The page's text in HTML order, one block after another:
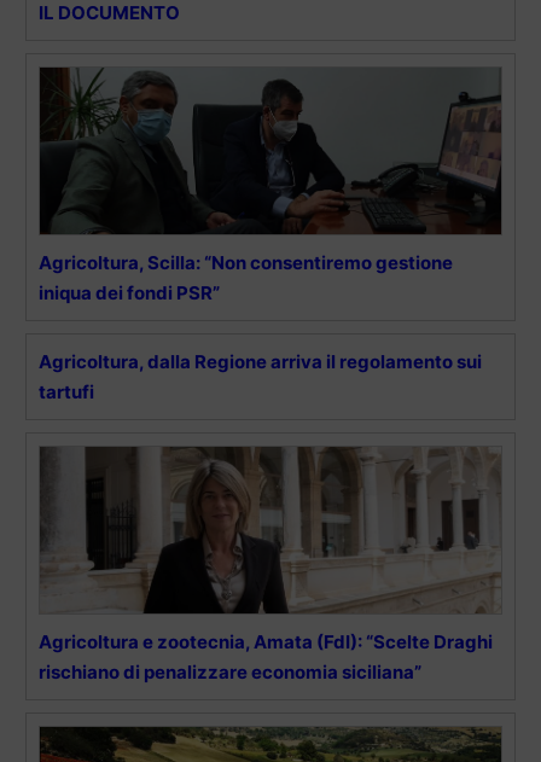
IL DOCUMENTO
Agricoltura, Scilla: “Non consentiremo gestione
iniqua dei fondi PSR”
Agricoltura, dalla Regione arriva il regolamento sui
tartufi
Agricoltura e zootecnia, Amata (FdI): “Scel­te Dra­ghi
rischiano di penalizzare e­co­no­mia si­ci­lia­na”